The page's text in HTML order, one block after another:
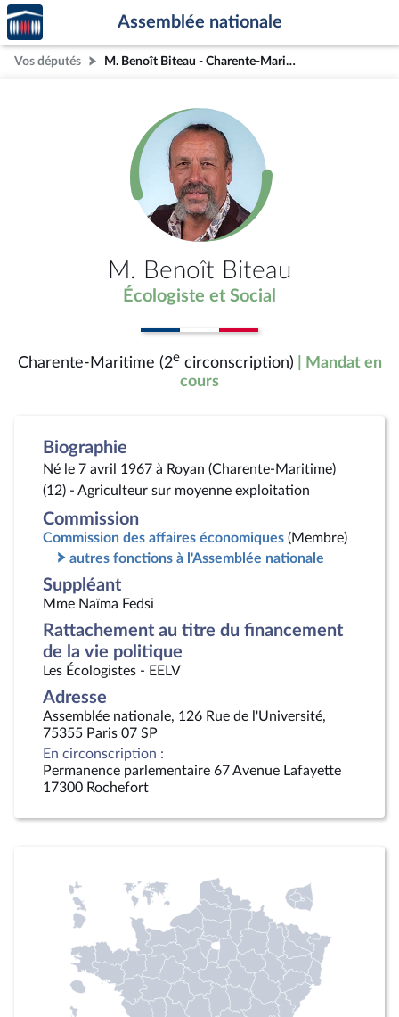
Aller au contenu
Aller en bas de la page
Accèder
à la
page
d'accueil
Assemblée nationale
Vos députés M. Benoît Biteau - Charente-Maritime (2e circonscription)
M. Benoît Biteau
Écologiste et Social
Charente-Maritime (2ecirconscription)
| Mandat en
cours
Biographie
Né le 7 avril 1967 à Royan (Charente-Maritime)
(12) - Agriculteur sur moyenne exploitation
Commission
Commission des affaires économiques (Membre)
autres fonctions à l'Assemblée nationale
Suppléant
Mme Naïma Fedsi
Rattachement au titre du financement
de la vie politique
Les Écologistes - EELV
Adresse
Assemblée nationale, 126 Rue de l'Université,
75355 Paris 07 SP
En circonscription :
Permanence parlementaire 67 Avenue Lafayette
17300 Rochefort